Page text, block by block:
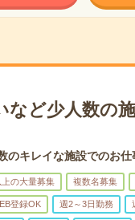
など少人数の
キレイな施設でのお仕
上の大量募集 複数名募集
登録OK 週2～3日勤務